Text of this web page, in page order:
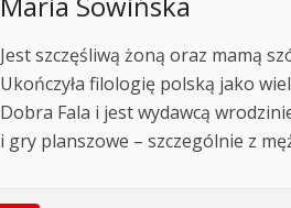
Jest szczęśliwą żoną oraz mamą
Ukończyła filologię polską jako
Dobra Fala i jest wydawcą
i gry planszowe – szczególnie z